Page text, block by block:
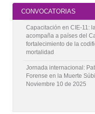
CONVOCATORIAS
Capacitación en CIE-11:
acompaña a países del
fortalecimiento de la
mortalidad
Jornada internacional:
Forense en la Muerte
Noviembre 10 de 2025